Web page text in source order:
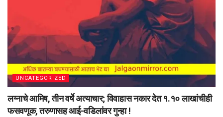
UNCATEGORIZED
लग्नाचे आमिष, तीन वर्षे अत्याचार; विवाहास नकार देत १.१० लाखांचीही
फसवणूक, तरुणासह आई-वडिलांवर गुन्हा !